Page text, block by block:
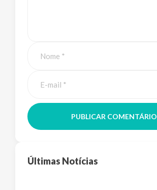
PUBLICAR COMENTÁRIO
Últimas Notícias